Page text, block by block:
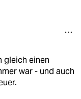
gleich einen
war - und auch